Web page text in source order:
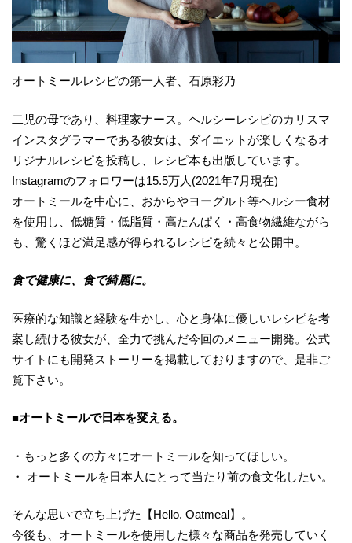
オートミールレシピの第一人者、石原彩乃
二児の母であり、料理家ナース。ヘルシーレシピのカリスマ
インスタグラマーである彼女は、ダイエットが楽しくなるオ
リジナルレシピを投稿し、レシピ本も出版しています。
Instagramのフォロワーは15.5万人(2021年7月現在)
オートミールを中心に、おからやヨーグルト等ヘルシー食材
を使用し、低糖質・低脂質・高たんぱく・高食物繊維ながら
も、驚くほど満足感が得られるレシピを続々と公開中。
食で健康に、食で綺麗に。
医療的な知識と経験を生かし、心と身体に優しいレシピを考
案し続ける彼女が、全力で挑んだ今回のメニュー開発。公式
サイトにも開発ストーリーを掲載しておりますので、是非ご
覧下さい。
■オートミールで日本を変える。
・もっと多くの方々にオートミールを知ってほしい。
・ オートミールを日本人にとって当たり前の食文化したい。
そんな思いで立ち上げた【Hello. Oatmeal】。
今後も、オートミールを使用した様々な商品を発売していく